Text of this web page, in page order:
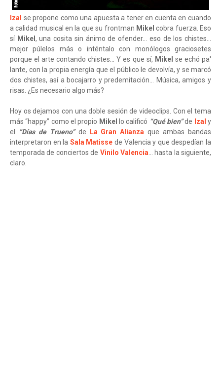
Izal se propone como una apuesta a tener en cuenta en cuando
a calidad musical en la que su frontman Mikel cobra fuerza. Eso
sí Mikel , una cosita sin ánimo de ofender... eso de los chistes...
mejor púlelos más o inténtalo con monólogos graciosetes
porque el arte contando chistes... Y es que sí, Mikel se echó pa'
lante, con la propia energía que el público le devolvía, y se marcó
dos chistes, así a bocajarro y predemitación... Música, amigos y
risas. ¿Es necesario algo más?
Hoy os dejamos con una doble sesión de videoclips. Con el tema
más “happy” como el propio Mikel lo calificó “Qué bien”de Izal y
el
“Días de Trueno”de La Gran Alianza que ambas bandas
interpretaron en la Sala Matisse de Valencia y que despedían la
temporada de conciertos de Vinilo Valencia... hasta la siguiente,
claro.